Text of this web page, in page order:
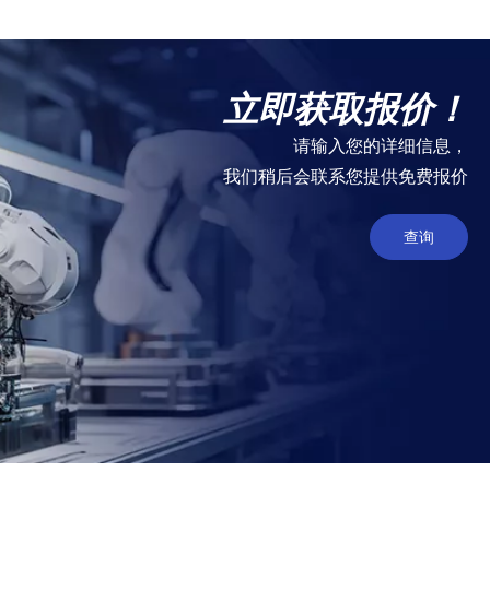
立即获取报价！
请输入您的详细信息，
我们稍后会联系您提供免费报价
查询